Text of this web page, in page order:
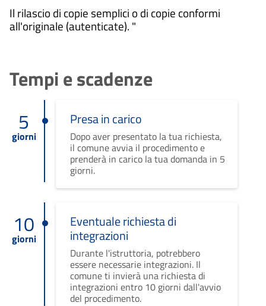
Il rilascio di copie semplici o di copie conformi
all'originale (autenticate). "
Tempi e scadenze
5
giorni
Presa in carico
Dopo aver presentato la tua richiesta,
il comune avvia il procedimento e
prenderà in carico la tua domanda in 5
giorni.
10
giorni
Eventuale richiesta di
integrazioni
Durante l'istruttoria, potrebbero
essere necessarie integrazioni. Il
comune ti invierà una richiesta di
integrazioni entro 10 giorni dall'avvio
del procedimento.